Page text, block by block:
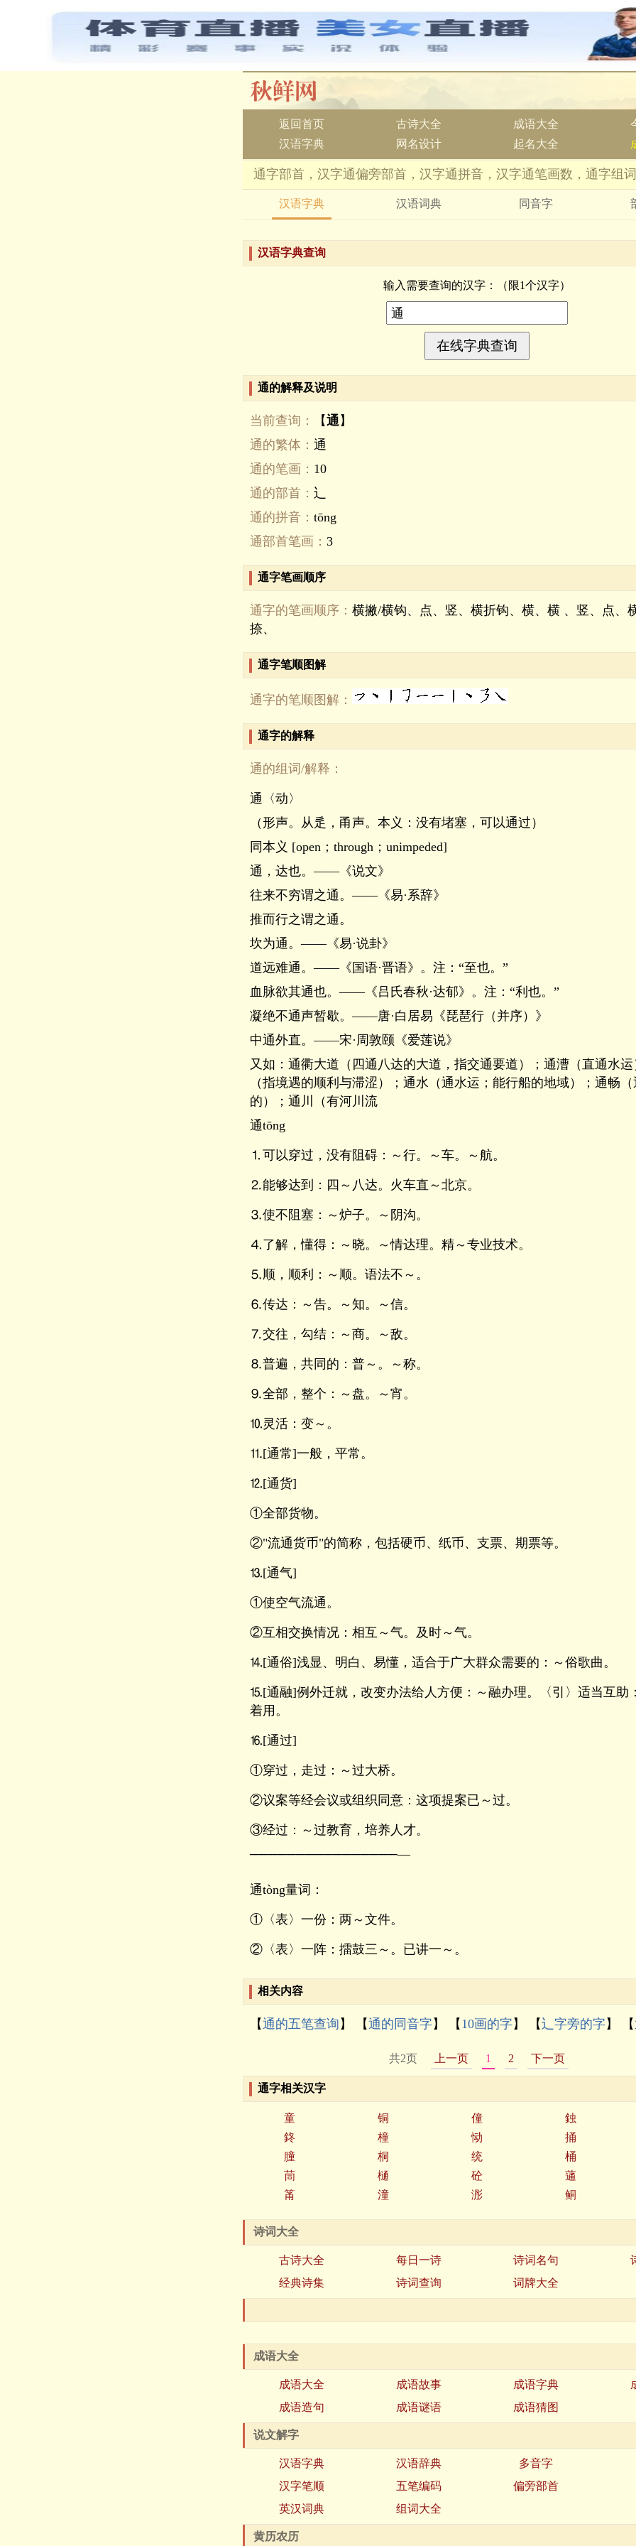
返回首页 古诗大全 成语大全
汉语字典
网名设计 起名大全
通字部首，汉字通偏旁部首，汉字通拼音，汉字通笔画数，通字组
汉语字典 汉语词典 同音字
汉语字典查询
输入需要查询的汉字：（限1个汉字）
通的解释及说明
当前查询： 【通】
通的繁体： 通
通的笔画： 10
通的部首： 辶
通的拼音： tōng
通部首笔画： 3
通字笔画顺序
通字的笔画顺序： 横撇/横钩、点、竖、横折钩、横、横 、竖、点、
捺、
通字笔顺图解
通字的笔顺图解：
通字的解释
通的组词/解释：
通〈动〉
（形声。从辵，甬声。本义：没有堵塞，可以通过）
同本义 [open；through；unimpeded]
通，达也。――《说文》
往来不穷谓之通。――《易·系辞》
推而行之谓之通。
坎为通。――《易·说卦》
道远难通。――《国语·晋语》。注：“至也。”
血脉欲其通也。――《吕氏春秋·达郁》。注：“利也。”
凝绝不通声暂歇。――唐·白居易《琵琶行（并序）》
中通外直。――宋·周敦颐《爱莲说》
又如：通衢大道（四通八达的大道，指交通要道）；通漕（直通水
（指境遇的顺利与滞涩）；通水（通水运；能行船的地域）；通畅（
的）；通川（有河川流
通tōng
⒈可以穿过，没有阻碍：～行。～车。～航。
⒉能够达到：四～八达。火车直～北京。
⒊使不阻塞：～炉子。～阴沟。
⒋了解，懂得：～晓。～情达理。精～专业技术。
⒌顺，顺利：～顺。语法不～。
⒍传达：～告。～知。～信。
⒎交往，勾结：～商。～敌。
⒏普遍，共同的：普～。～称。
⒐全部，整个：～盘。～宵。
⒑灵活：变～。
⒒[通常]一般，平常。
⒓[通货]
①全部货物。
②"流通货币"的简称，包括硬币、纸币、支票、期票等。
⒔[通气]
①使空气流通。
②互相交换情况：相互～气。及时～气。
⒕[通俗]浅显、明白、易懂，适合于广大群众需要的：～俗歌曲。
⒖[通融]例外迁就，改变办法给人方便：～融办理。〈引〉适当互助
着用。
⒗[通过]
①穿过，走过：～过大桥。
②议案等经会议或组织同意：这项提案已～过。
③经过：～过教育，培养人才。
────────────────—
通tòng量词：
①〈表〉一份：两～文件。
②〈表〉一阵：擂鼓三～。已讲一～。
相关内容
【通的五笔查询 】 【通的同音字】 【 10画的字】 【辶字旁的字】 【
共2页 上一页 1 2 下一页
通字相关汉字
童 铜 僮 鉵
鉖
橦 恸 捅
膧
桐 统 桶
茼
樋 砼 蓪
筩
潼 浵 鲖
诗词大全
古诗大全 每日一诗 诗词名句
经典诗集
诗词查询 词牌大全
成语大全
成语大全 成语故事 成语字典
成语造句
成语谜语 成语猜图
说文解字
汉语字典 汉语辞典 多音字
汉字笔顺
五笔编码 偏旁部首
英汉词典
组词大全
黄历农历